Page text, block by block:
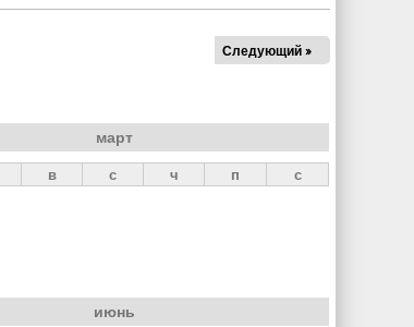
Следующий »
март
в с ч п с
июнь